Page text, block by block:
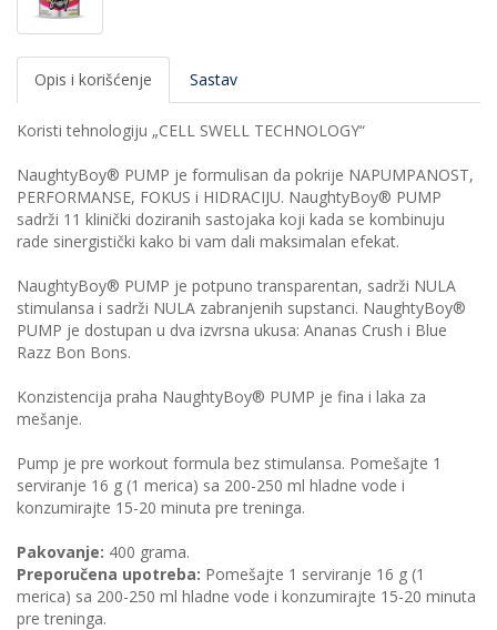
Opis i korišćenje Sastav
Koristi tehnologiju „CELL SWELL TECHNOLOGY“
NaughtyBoy® PUMP je formulisan da pokrije NAPUMPANOST,
PERFORMANSE, FOKUS i HIDRACIJU. NaughtyBoy® PUMP
sadrži 11 klinički doziranih sastojaka koji kada se kombinuju
rade sinergistički kako bi vam dali maksimalan efekat.
NaughtyBoy® PUMP je potpuno transparentan, sadrži NULA
stimulansa i sadrži NULA zabranjenih supstanci. NaughtyBoy®
PUMP je dostupan u dva izvrsna ukusa: Ananas Crush i Blue
Razz Bon Bons.
Konzistencija praha NaughtyBoy® PUMP je fina i laka za
mešanje.
Pump je pre workout formula bez stimulansa. Pomešajte 1
serviranje 16 g (1 merica) sa 200-250 ml hladne vode i
konzumirajte 15-20 minuta pre treninga.
Pakovanje: 400 grama.
Preporučena upotreba: Pomešajte 1 serviranje 16 g (1
merica) sa 200-250 ml hladne vode i konzumirajte 15-20 minuta
pre treninga.